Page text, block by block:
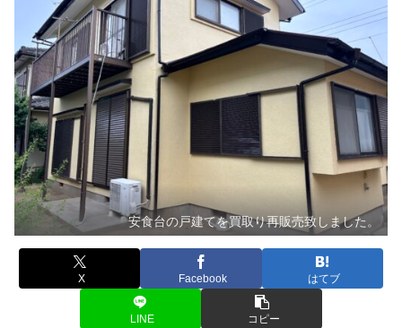
安食台の戸建てを買取り再販売致しました。
X Facebook はてブ
LINE コピー